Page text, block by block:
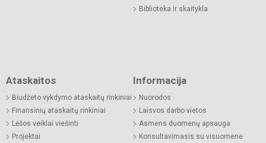
Biblioteka ir skaitykla
Ataskaitos
Biudžeto vykdymo ataskaitų rinkiniai
Finansinių ataskaitų rinkiniai
Lėšos veiklai viešinti
Projektai
Informacija
Nuorodos
Laisvos darbo vietos
Asmens duomenų apsauga
Konsultavimasis su visuomene